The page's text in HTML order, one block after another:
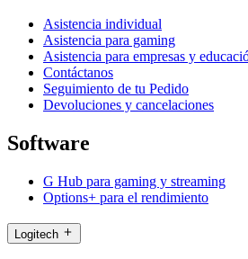
Asistencia individual
Asistencia para gaming
Asistencia para empresas y
Contáctanos
Seguimiento de tu Pedido
Devoluciones y cancelaciones
Software
G Hub para gaming y streaming
Options+ para el rendimiento
Logitech